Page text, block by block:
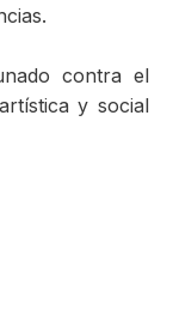
contra el
y social